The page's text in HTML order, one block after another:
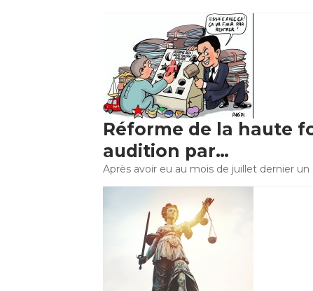
Réforme de la haute
audition par…
Après avoir eu au mois de juillet dernier